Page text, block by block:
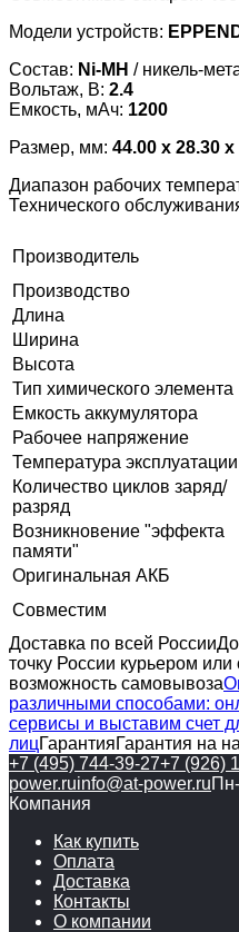
Модели устройств:
Состав: Ni-MH / никель-
Вольтаж, В: 2.4
Емкость, мАч: 1200
Размер, мм: 44.00 x 28.30 x
Диапазон рабочих
Технического
Производитель
Производство
Длина
Ширина
Высота
Тип химического элемента
Емкость аккумулятора
Рабочее напряжение
Температура эксплуатации
Количество циклов заряд/
разряд
Возникновение "эффекта
памяти"
Оригинальная АКБ
Совместим
Доставка по всей России
точку России курьером
возможность самовывоза
различными способами:
сервисы и выставим счет
лицГарантияГарантия на
+7 (495) 744-39-27+7 (926)
power.ruinfo@at-power.ru
Компания
Как купить
Оплата
Доставка
Контакты
О компании